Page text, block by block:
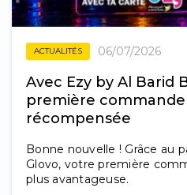
ACTUALITÉS 06/07/2026
Avec Ezy by Al Barid
première commande
récompensée
Bonne nouvelle ! Grâce au
Glovo, votre première
plus avantageuse.